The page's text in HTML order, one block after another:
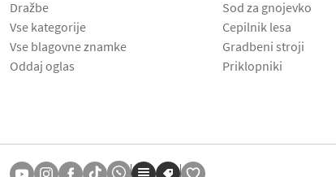
Dražbe
Vse kategorije
Vse blagovne znamke
Oddaj oglas
Sod za gnojevko
Cepilnik lesa
Gradbeni stroji
Priklopniki